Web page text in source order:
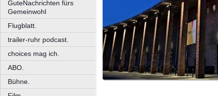
GuteNachrichten fürs
Gemeinwohl
Flugblatt.
trailer-ruhr podcast.
choices mag ich.
ABO.
Bühne.